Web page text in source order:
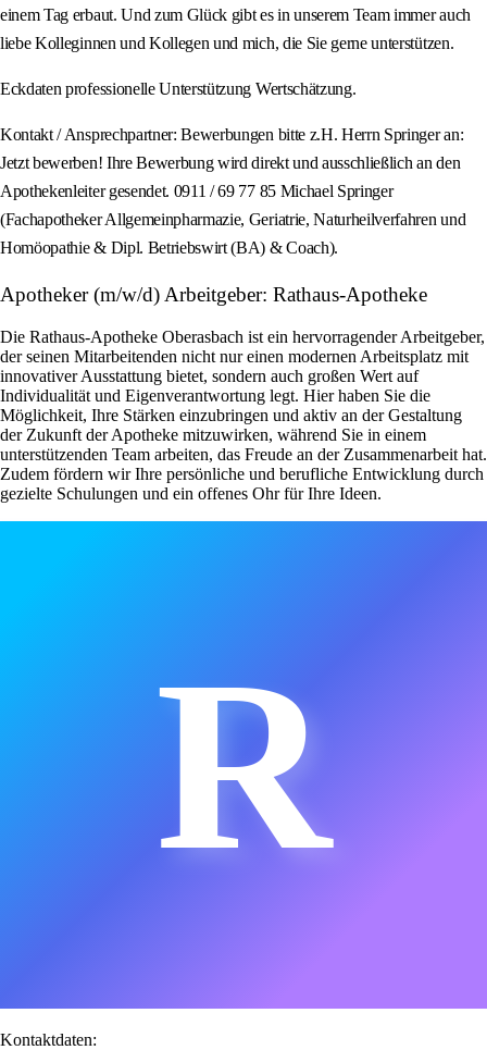
einem Tag erbaut. Und zum Glück gibt es in unserem Team immer auch
liebe Kolleginnen und Kollegen und mich, die Sie gerne unterstützen.
Eckdaten professionelle Unterstützung Wertschätzung.
Kontakt / Ansprechpartner: Bewerbungen bitte z.H. Herrn Springer an:
Jetzt bewerben! Ihre Bewerbung wird direkt und ausschließlich an den
Apothekenleiter gesendet. 0911 / 69 77 85 Michael Springer
(Fachapotheker Allgemeinpharmazie, Geriatrie, Naturheilverfahren und
Homöopathie & Dipl. Betriebswirt (BA) & Coach).
Apotheker (m/w/d) Arbeitgeber: Rathaus-Apotheke
Die Rathaus-Apotheke Oberasbach ist ein hervorragender Arbeitgeber,
der seinen Mitarbeitenden nicht nur einen modernen Arbeitsplatz mit
innovativer Ausstattung bietet, sondern auch großen Wert auf
Individualität und Eigenverantwortung legt. Hier haben Sie die
Möglichkeit, Ihre Stärken einzubringen und aktiv an der Gestaltung
der Zukunft der Apotheke mitzuwirken, während Sie in einem
unterstützenden Team arbeiten, das Freude an der Zusammenarbeit hat.
Zudem fördern wir Ihre persönliche und berufliche Entwicklung durch
gezielte Schulungen und ein offenes Ohr für Ihre Ideen.
R
Kontaktdaten: